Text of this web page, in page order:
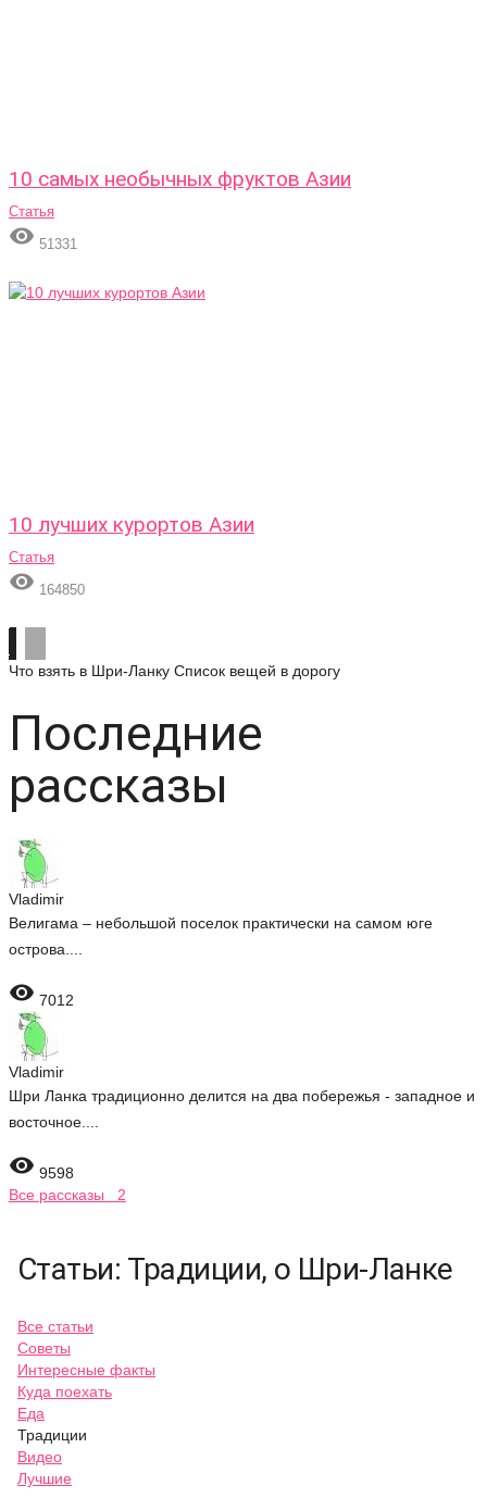
10 самых необычных фруктов Азии
Статья
 51331
10 лучших курортов Азии
Статья
 164850
Что взять в Шри-Ланку Список вещей в дорогу
Последние
рассказы
Vladimir
Велигама – небольшой поселок практически на самом юге
острова....
 7012
Vladimir
Шри Ланка традиционно делится на два побережья - западное и
восточное....
 9598
Все рассказы 2
Статьи: Традиции, о Шри-Ланке
Все статьи
Советы
Интересные факты
Куда поехать
Еда
Традиции
Видео
Лучшие